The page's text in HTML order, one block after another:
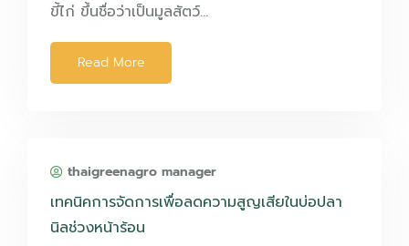
ขี้ไก่ ขึ้นชื่อว่าเป็นมูลสัตว์…
Read More
thaigreenagro manager
เทคนิคการจัดการเพื่อลดความสูญเสียในบ่อปลา
นิลช่วงหน้าร้อน